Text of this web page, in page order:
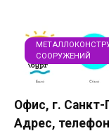
СООРУЖЕНИЙ
Офис, г.
Адрес,